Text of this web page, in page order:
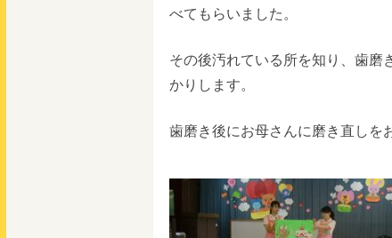
べてもらいました。
その後汚れている所を知り、歯磨
かりします。
歯磨き後にお母さんに磨き直しを